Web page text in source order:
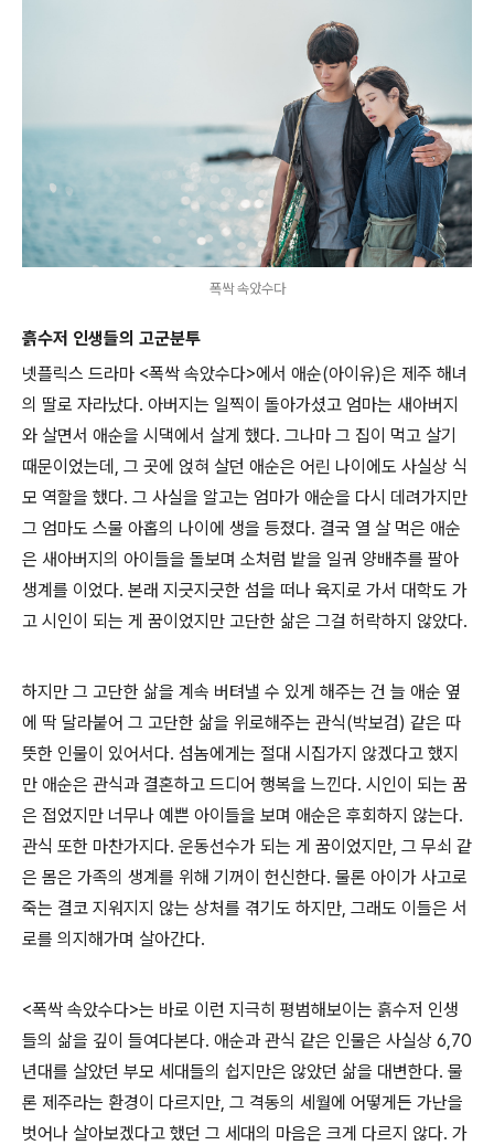
폭싹 속았수다
흙수저 인생들의 고군분투
넷플릭스 드라마 <폭싹 속았수다>에서 애순(아이유)은 제주 해녀
의 딸로 자라났다. 아버지는 일찍이 돌아가셨고 엄마는 새아버지
와 살면서 애순을 시댁에서 살게 했다. 그나마 그 집이 먹고 살기
때문이었는데, 그 곳에 얹혀 살던 애순은 어린 나이에도 사실상 식
모 역할을 했다. 그 사실을 알고는 엄마가 애순을 다시 데려가지만
그 엄마도 스물 아홉의 나이에 생을 등졌다. 결국 열 살 먹은 애순
은 새아버지의 아이들을 돌보며 소처럼 밭을 일궈 양배추를 팔아
생계를 이었다. 본래 지긋지긋한 섬을 떠나 육지로 가서 대학도 가
고 시인이 되는 게 꿈이었지만 고단한 삶은 그걸 허락하지 않았다.
하지만 그 고단한 삶을 계속 버텨낼 수 있게 해주는 건 늘 애순 옆
에 딱 달라붙어 그 고단한 삶을 위로해주는 관식(박보검) 같은 따
뜻한 인물이 있어서다. 섬놈에게는 절대 시집가지 않겠다고 했지
만 애순은 관식과 결혼하고 드디어 행복을 느낀다. 시인이 되는 꿈
은 접었지만 너무나 예쁜 아이들을 보며 애순은 후회하지 않는다.
관식 또한 마찬가지다. 운동선수가 되는 게 꿈이었지만, 그 무쇠 같
은 몸은 가족의 생계를 위해 기꺼이 헌신한다. 물론 아이가 사고로
죽는 결코 지워지지 않는 상처를 겪기도 하지만, 그래도 이들은 서
로를 의지해가며 살아간다.
<폭싹 속았수다>는 바로 이런 지극히 평범해보이는 흙수저 인생
들의 삶을 깊이 들여다본다. 애순과 관식 같은 인물은 사실상 6,70
년대를 살았던 부모 세대들의 쉽지만은 않았던 삶을 대변한다. 물
론 제주라는 환경이 다르지만, 그 격동의 세월에 어떻게든 가난을
벗어나 살아보겠다고 했던 그 세대의 마음은 크게 다르지 않다. 가